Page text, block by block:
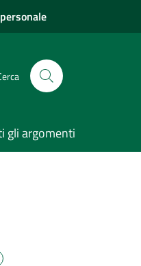
gli argomenti